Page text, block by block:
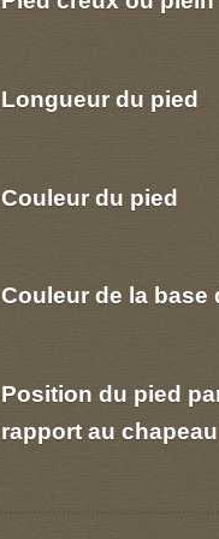
Longueur du pied
Couleur du pied
Couleur de la base
Position du pied
rapport au chapeau